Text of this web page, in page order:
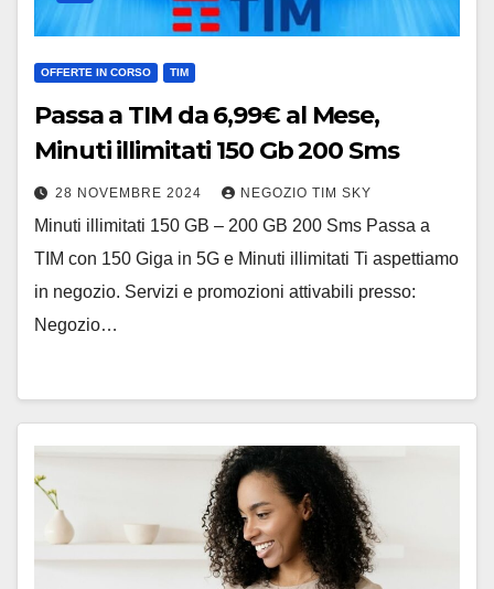
OFFERTE IN CORSO TIM
Passa a TIM da 6,99€ al Mese,
Minuti illimitati 150 Gb 200 Sms
28 NOVEMBRE 2024 NEGOZIO TIM SKY
Minuti illimitati 150 GB – 200 GB 200 Sms Passa a
TIM con 150 Giga in 5G e Minuti illimitati Ti aspettiamo
in negozio. Servizi e promozioni attivabili presso:
Negozio…